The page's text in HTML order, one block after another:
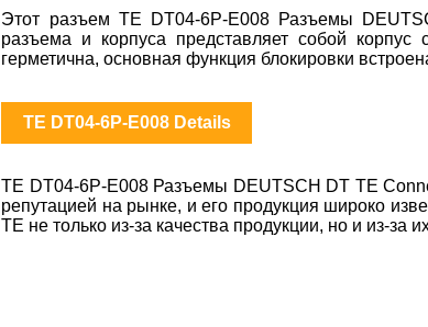
Этот разъем TE DT04-6P-E008 Разъемы
разъема и корпуса представляет собой
герметична, основная функция блокировки
TE DT04-6P-E008 Details
TE DT04-6P-E008 Разъемы DEUTSCH DT TE
репутацией на рынке, и его продукция широко
TE не только из-за качества продукции, но и из-за